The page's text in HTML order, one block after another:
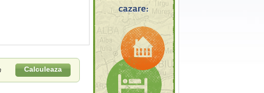
Calculeaza